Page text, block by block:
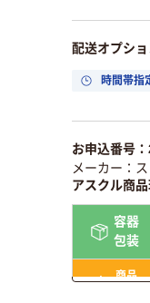
配送オプショ
時間帯指
お申込番号
メーカー：
アスクル商
容器
包装
商品
詳